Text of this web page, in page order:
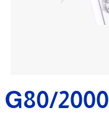
G80/2000